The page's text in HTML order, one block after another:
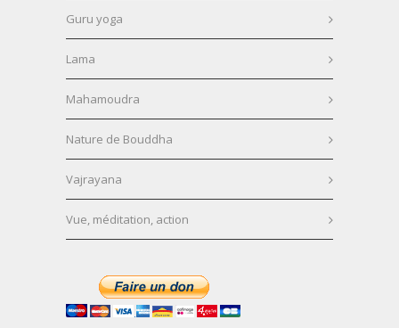
Guru yoga
Lama
Mahamoudra
Nature de Bouddha
Vajrayana
Vue, méditation, action